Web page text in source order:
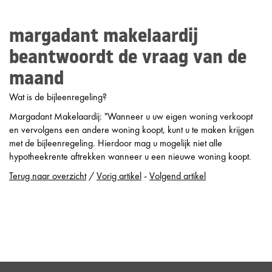
margadant makelaardij
beantwoordt de vraag van de
maand
Wat is de bijleenregeling?
Margadant Makelaardij: "Wanneer u uw eigen woning verkoopt
en vervolgens een andere woning koopt, kunt u te maken krijgen
met de bijleenregeling. Hierdoor mag u mogelijk niet alle
hypotheekrente aftrekken wanneer u een nieuwe woning koopt.
Terug naar overzicht/Vorig artikel-Volgend artikel